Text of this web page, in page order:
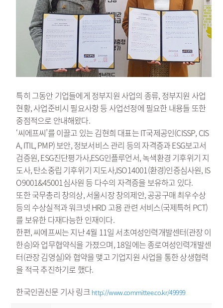
특히 그동안 기업들에게 정부지원 사업의 종류, 정부지원 사업
현황, 사업준비시 필요사항 등 사업선정에 필요한 내용들 또한
중점적으로 안내해왔다.
‘씨에프씨’를 이끌고 있는 김현희 대표는 IT국제공인(CISSP, CIS
A, ITIL, PMP) 보안, 정보서비스 관리 등의 자격증과 ESG보고서
검증원, ESG진단평가사,ESG인플루언서, 녹색환경 기후위기 지
도사, 탄소중립 기후위기 지도사,ISO14001(환경)인증심사원, IS
O9001&45001심사원 등 다수의 자격증을 보유하고 있다.
또한 국무총리 창의상, 서울시장 창의제안, 공공구매 최우수상
등의 수상실적과 워크넷 HRD 고용 관련 서비스(국제특허 PCT)
를 보유한 다재다능한 인재이다.
한편, 씨에프씨는 지난 4월 11일 서초여성인력개발센터(관장 이
한승)와 업무협약식을 가졌으며, 18일에는 종로여성인력개발센
터(관장 김영실)와 협약을 맺고 기업지원 사업을 통한 상생협력
을 적극 추진하기로 했다.
한국인권신문 기사 링크 http://www.committee.co.kr/49999